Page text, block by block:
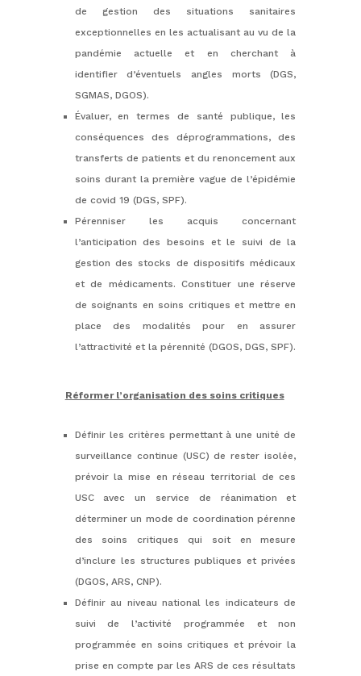
de gestion des situations sanitaires
exceptionnelles en les actualisant au vu de la
pandémie actuelle et en cherchant à
identifier d’éventuels angles morts (DGS,
SGMAS, DGOS).
Évaluer, en termes de santé publique, les
conséquences des déprogrammations, des
transferts de patients et du renoncement aux
soins durant la première vague de l’épidémie
de covid 19 (DGS, SPF).
Pérenniser les acquis concernant
l’anticipation des besoins et le suivi de la
gestion des stocks de dispositifs médicaux
et de médicaments. Constituer une réserve
de soignants en soins critiques et mettre en
place des modalités pour en assurer
l’attractivité et la pérennité (DGOS, DGS, SPF).
Réformer l’organisation des soins critiques
Définir les critères permettant à une unité de
surveillance continue (USC) de rester isolée,
prévoir la mise en réseau territorial de ces
USC avec un service de réanimation et
déterminer un mode de coordination pérenne
des soins critiques qui soit en mesure
d’inclure les structures publiques et privées
(DGOS, ARS, CNP).
Définir au niveau national les indicateurs de
suivi de l’activité programmée et non
programmée en soins critiques et prévoir la
prise en compte par les ARS de ces résultats